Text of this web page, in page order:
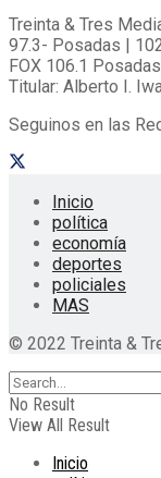
Treinta & Tres
97.3- Posadas |
FOX 106.1
Titular: Alberto I.
Seguinos en las
Inicio
política
economía
deportes
policiales
MAS
© 2022 Treinta &
No Result
View All Result
Inicio